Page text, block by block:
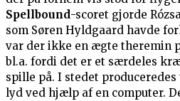
Spellbound-scoret gjorde
som Søren Hyldgaard havde
var der ikke en ægte theremin
bl.a. fordi det er et særdeles
spille på. I stedet
lyd ved hjælp af en computer.